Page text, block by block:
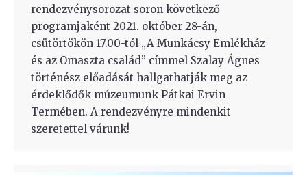
rendezvénysorozat soron következő
programjaként 2021. október 28-án,
csütörtökön 17.00-tól „A Munkácsy Emlékház
és az Omaszta család” címmel Szalay Ágnes
történész előadását hallgathatják meg az
érdeklődők múzeumunk Pátkai Ervin
Termében. A rendezvényre mindenkit
szeretettel várunk!